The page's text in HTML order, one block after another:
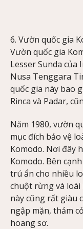
6. Vườn quốc gia
Vườn quốc gia
Lesser Sunda của
Nusa Tenggara
quốc gia này bao
Rinca và Padar,
Năm 1980, vườn
mục đích bảo vệ
Komodo. Nơi đây
Komodo. Bên
trú ẩn cho nhiều
chuột rừng và
này cũng rất giàu
ngập mặn, thảm
hoang sơ.